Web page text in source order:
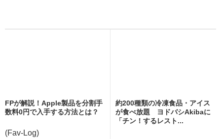
FPが解説！Apple製品を分割手
数料0円で入手する方法とは？
(Fav-Log)
約200種類の冷凍食品・アイス
が食べ放題 ヨドバシAkibaに
「チン！するレスト...